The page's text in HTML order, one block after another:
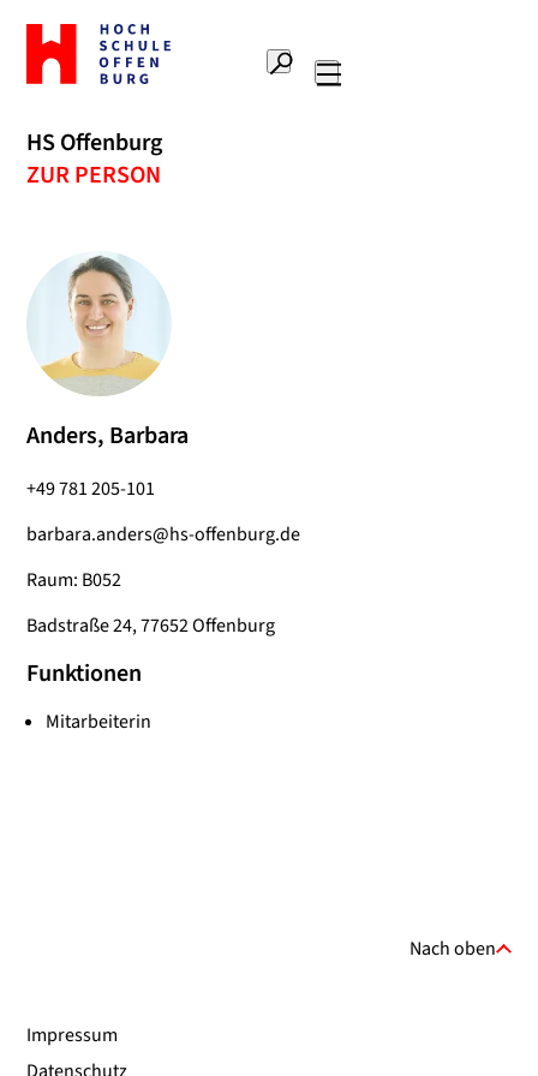
Zur
Startseite
Hochschule
Suche
HS Offenburg
ZUR PERSON
Anders, Barbara
+49 781 205-101
barbara.anders@hs-offenburg.de
Raum: B052
Badstraße 24, 77652 Offenburg
Funktionen
Mitarbeiterin
Nach oben
Impressum